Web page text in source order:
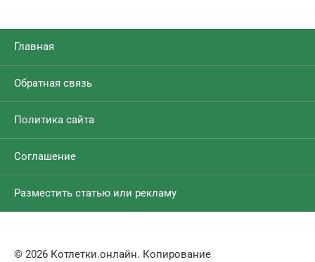
Главная
Обратная связь
Политика сайта
Соглашение
Разместить статью или рекламу
© 2026 Котлетки.онлайн. Копирование